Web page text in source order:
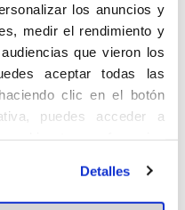
los anuncios y
medir el rendimiento y
que vieron los
aceptar todas las
clic en el botón
puedes acceder a
tus preferencias
más información puedes
Detalles
Fecha de
defunción
Lugar de
defunción